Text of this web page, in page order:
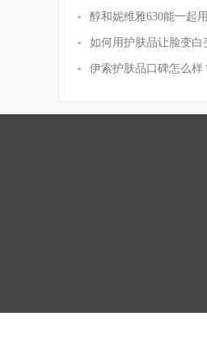
醇和妮维雅630能一起
如何用护肤品让脸变白
伊索护肤品口碑怎么样